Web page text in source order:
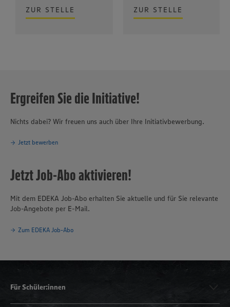
ZUR STELLE ZUR STELLE
Ergreifen Sie die Initiative!
Nichts dabei? Wir freuen uns auch über Ihre Initiativbewerbung.
Jetzt bewerben
Jetzt Job-Abo aktivieren!
Mit dem EDEKA Job-Abo erhalten Sie aktuelle und für Sie relevante
Job-Angebote per E-Mail.
Zum EDEKA Job-Abo
Für Schüler:innen